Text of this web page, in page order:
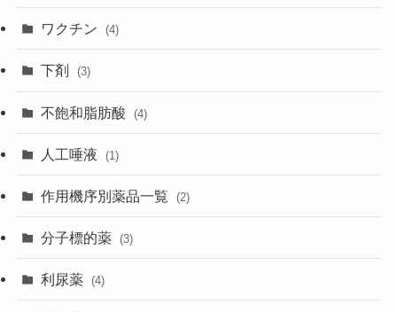
ワクチン (4)
下剤 (3)
不飽和脂肪酸 (4)
人工唾液 (1)
作用機序別薬品一覧 (2)
分子標的薬 (3)
利尿薬 (4)